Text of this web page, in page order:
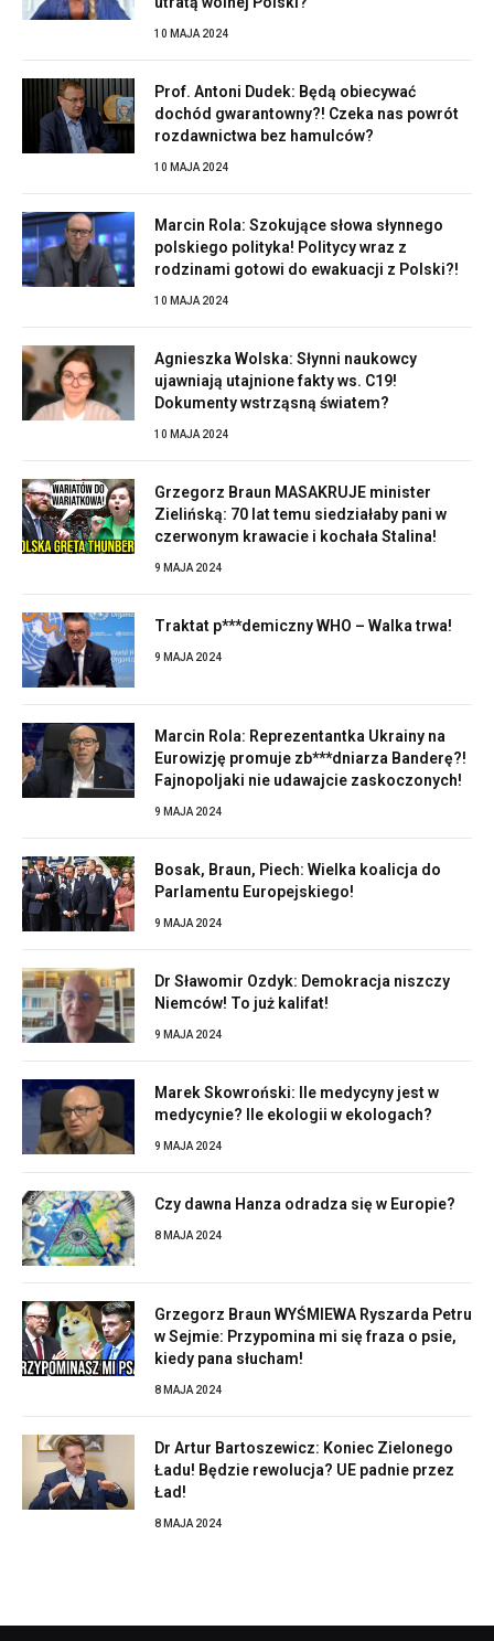
10 MAJA 2024
Prof. Antoni Dudek: Będą obiecywać
dochód gwarantowny?! Czeka nas powrót
rozdawnictwa bez hamulców?
10 MAJA 2024
Marcin Rola: Szokujące słowa słynnego
polskiego polityka! Politycy wraz z
rodzinami gotowi do ewakuacji z Polski?!
10 MAJA 2024
Agnieszka Wolska: Słynni naukowcy
ujawniają utajnione fakty ws. C19!
Dokumenty wstrząsną światem?
10 MAJA 2024
Grzegorz Braun MASAKRUJE minister
Zielińską: 70 lat temu siedziałaby pani w
czerwonym krawacie i kochała Stalina!
9 MAJA 2024
Traktat p***demiczny WHO – Walka trwa!
9 MAJA 2024
Marcin Rola: Reprezentantka Ukrainy na
Eurowizję promuje zb***dniarza Banderę?!
Fajnopoljaki nie udawajcie zaskoczonych!
9 MAJA 2024
Bosak, Braun, Piech: Wielka koalicja do
Parlamentu Europejskiego!
9 MAJA 2024
Dr Sławomir Ozdyk: Demokracja niszczy
Niemców! To już kalifat!
9 MAJA 2024
Marek Skowroński: Ile medycyny jest w
medycynie? Ile ekologii w ekologach?
9 MAJA 2024
Czy dawna Hanza odradza się w Europie?
8 MAJA 2024
Grzegorz Braun WYŚMIEWA Ryszarda Petru
w Sejmie: Przypomina mi się fraza o psie,
kiedy pana słucham!
8 MAJA 2024
Dr Artur Bartoszewicz: Koniec Zielonego
Ładu! Będzie rewolucja? UE padnie przez
Ład!
8 MAJA 2024